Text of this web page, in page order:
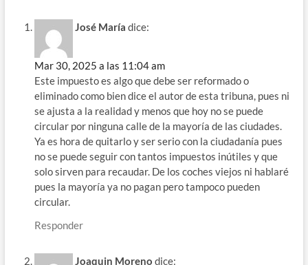
José María dice:
Mar 30, 2025 a las 11:04 am
Este impuesto es algo que debe ser reformado o
eliminado como bien dice el autor de esta tribuna, pues ni
se ajusta a la realidad y menos que hoy no se puede
circular por ninguna calle de la mayoría de las ciudades.
Ya es hora de quitarlo y ser serio con la ciudadanía pues
no se puede seguir con tantos impuestos inútiles y que
solo sirven para recaudar. De los coches viejos ni hablaré
pues la mayoría ya no pagan pero tampoco pueden
circular.
Responder
Joaquin Moreno dice: